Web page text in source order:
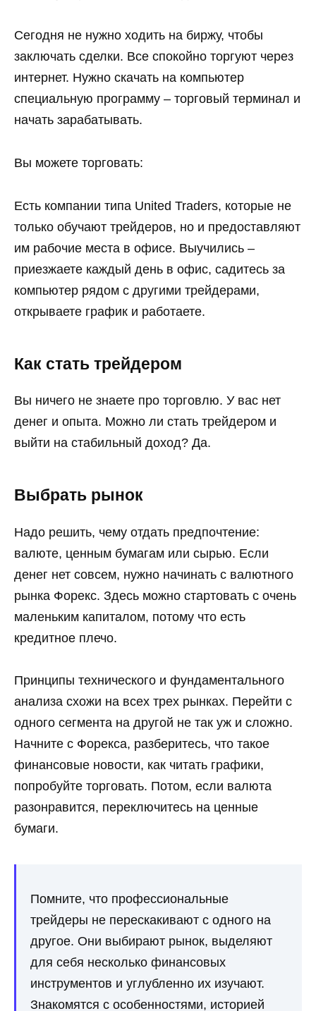
Сегодня не нужно ходить на биржу, чтобы
заключать сделки. Все спокойно торгуют через
интернет. Нужно скачать на компьютер
специальную программу – торговый терминал и
начать зарабатывать.
Вы можете торговать:
Есть компании типа United Traders, которые не
только обучают трейдеров, но и предоставляют
им рабочие места в офисе. Выучились –
приезжаете каждый день в офис, садитесь за
компьютер рядом с другими трейдерами,
открываете график и работаете.
Как стать трейдером
Вы ничего не знаете про торговлю. У вас нет
денег и опыта. Можно ли стать трейдером и
выйти на стабильный доход? Да.
Выбрать рынок
Надо решить, чему отдать предпочтение:
валюте, ценным бумагам или сырью. Если
денег нет совсем, нужно начинать с валютного
рынка Форекс. Здесь можно стартовать с очень
маленьким капиталом, потому что есть
кредитное плечо.
Принципы технического и фундаментального
анализа схожи на всех трех рынках. Перейти с
одного сегмента на другой не так уж и сложно.
Начните с Форекса, разберитесь, что такое
финансовые новости, как читать графики,
попробуйте торговать. Потом, если валюта
разонравится, переключитесь на ценные
бумаги.
Помните, что профессиональные
трейдеры не перескакивают с одного на
другое. Они выбирают рынок, выделяют
для себя несколько финансовых
инструментов и углубленно их изучают.
Знакомятся с особенностями, историей